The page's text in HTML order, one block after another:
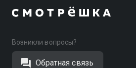
Возникли вопросы?
Обратная связь